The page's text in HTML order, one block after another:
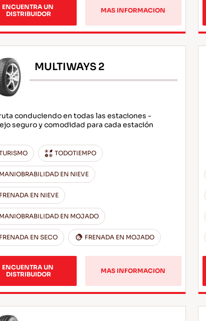
ENCUENTRA UN
DISTRIBUIDOR
MAS INFORMACION
MULTIWAYS 2
conduciendo en todas las estaciones -
seguro y comodidad para cada estación
TODOTIEMPO
MANIOBRABILIDAD EN NIEVE
FRENADA EN NIEVE
MANIOBRABILIDAD EN MOJADO
FRENADA EN SECO FRENADA EN MOJADO
ENCUENTRA UN
DISTRIBUIDOR
MAS INFORMACION